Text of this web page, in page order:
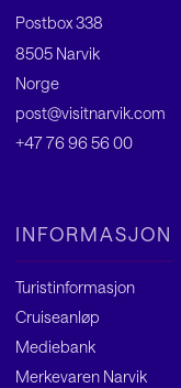
Postbox 338
8505 Narvik
Norge
post@visitnarvik.com
+47 76 96 56 00
INFORMASJON
Turistinformasjon
Cruiseanløp
Mediebank
Merkevaren Narvik